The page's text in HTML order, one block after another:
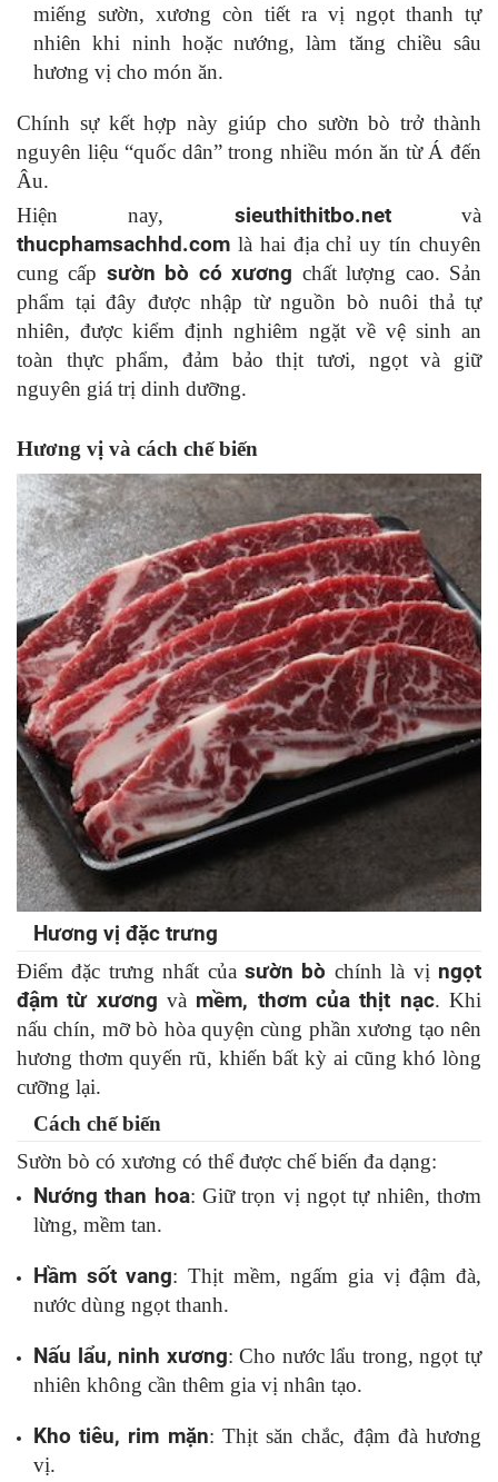
miếng sườn, xương còn tiết ra vị ngọt thanh tự
nhiên khi ninh hoặc nướng, làm tăng chiều sâu
hương vị cho món ăn.
Chính sự kết hợp này giúp cho sườn bò trở thành
nguyên liệu “quốc dân” trong nhiều món ăn từ Á đến
Âu.
Hiện nay, sieuthithitbo.netvà
thucphamsachhd.com là hai địa chỉ uy tín chuyên
cung cấp sườn bò có xương chất lượng cao. Sản
phẩm tại đây được nhập từ nguồn bò nuôi thả tự
nhiên, được kiểm định nghiêm ngặt về vệ sinh an
toàn thực phẩm, đảm bảo thịt tươi, ngọt và giữ
nguyên giá trị dinh dưỡng.
Hương vị và cách chế biến
Hương vị đặc trưng
Điểm đặc trưng nhất của sườn bò chính là vị ngọt
đậm từ xương và mềm, thơm của thịt nạc. Khi
nấu chín, mỡ bò hòa quyện cùng phần xương tạo nên
hương thơm quyến rũ, khiến bất kỳ ai cũng khó lòng
cưỡng lại.
Cách chế biến
Sườn bò có xương có thể được chế biến đa dạng:
Nướng than hoa: Giữ trọn vị ngọt tự nhiên, thơm
lừng, mềm tan.
Hầm sốt vang: Thịt mềm, ngấm gia vị đậm đà,
nước dùng ngọt thanh.
Nấu lẩu, ninh xương: Cho nước lẩu trong, ngọt tự
nhiên không cần thêm gia vị nhân tạo.
Kho tiêu, rim mặn: Thịt săn chắc, đậm đà hương
vị.